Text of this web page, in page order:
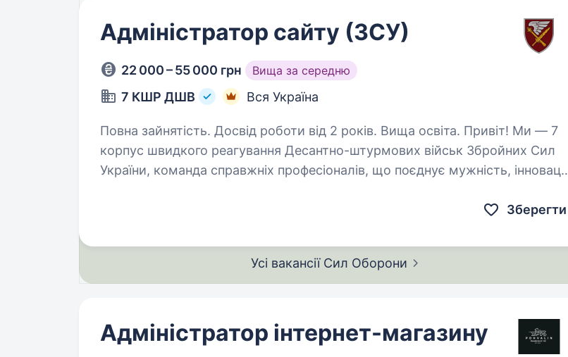
Адміністратор сайту (ЗСУ)
22 000 – 55 000 грн Вища за середню
7 КШР ДШВ Вся Україна
Повна зайнятість. Досвід роботи від 2 років. Вища освіта. Привіт! Ми — 7
корпус швидкого реагування Десантно-штурмових військ Збройних Сил
України, команда справжніх професіоналів, що поєднує мужність, інновації
Зберегти
Усі вакансії Сил Оборони
Адміністратор інтернет-магазину